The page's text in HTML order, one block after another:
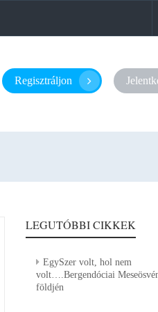
Regisztráljon
LEGUTÓBBI CIKKEK
EgySzer volt, hol nem
volt….Bergendóciai
földjén